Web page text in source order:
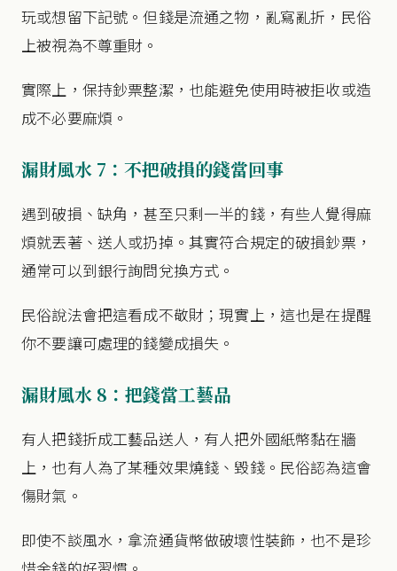
玩或想留下記號。但錢是流通之物，亂寫亂折，民俗
上被視為不尊重財。
實際上，保持鈔票整潔，也能避免使用時被拒收或造
成不必要麻煩。
漏財風水 7：不把破損的錢當回事
遇到破損、缺角，甚至只剩一半的錢，有些人覺得麻
煩就丟著、送人或扔掉。其實符合規定的破損鈔票，
通常可以到銀行詢問兌換方式。
民俗說法會把這看成不敬財；現實上，這也是在提醒
你不要讓可處理的錢變成損失。
漏財風水 8：把錢當工藝品
有人把錢折成工藝品送人，有人把外國紙幣黏在牆
上，也有人為了某種效果燒錢、毀錢。民俗認為這會
傷財氣。
即使不談風水，拿流通貨幣做破壞性裝飾，也不是珍